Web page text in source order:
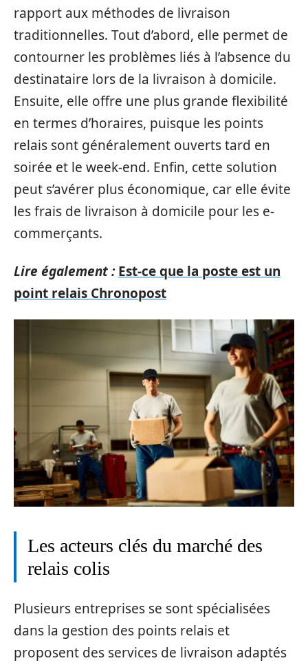
rapport aux méthodes de livraison
traditionnelles. Tout d’abord, elle permet de
contourner les problèmes liés à l’absence du
destinataire lors de la livraison à domicile.
Ensuite, elle offre une plus grande flexibilité
en termes d’horaires, puisque les points
relais sont généralement ouverts tard en
soirée et le week-end. Enfin, cette solution
peut s’avérer plus économique, car elle évite
les frais de livraison à domicile pour les e-
commerçants.
Lire également : Est-ce que la poste est un
point relais Chronopost
Les acteurs clés du marché des
relais colis
Plusieurs entreprises se sont spécialisées
dans la gestion des points relais et
proposent des services de livraison adaptés